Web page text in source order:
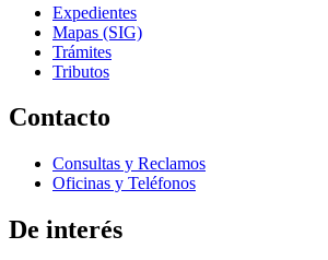
Expedientes
Mapas (SIG)
Trámites
Tributos
Contacto
Consultas y Reclamos
Oficinas y Teléfonos
De interés